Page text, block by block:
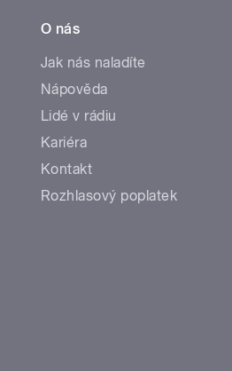
O nás
Jak nás naladíte
Nápověda
Lidé v rádiu
Kariéra
Kontakt
Rozhlasový poplatek